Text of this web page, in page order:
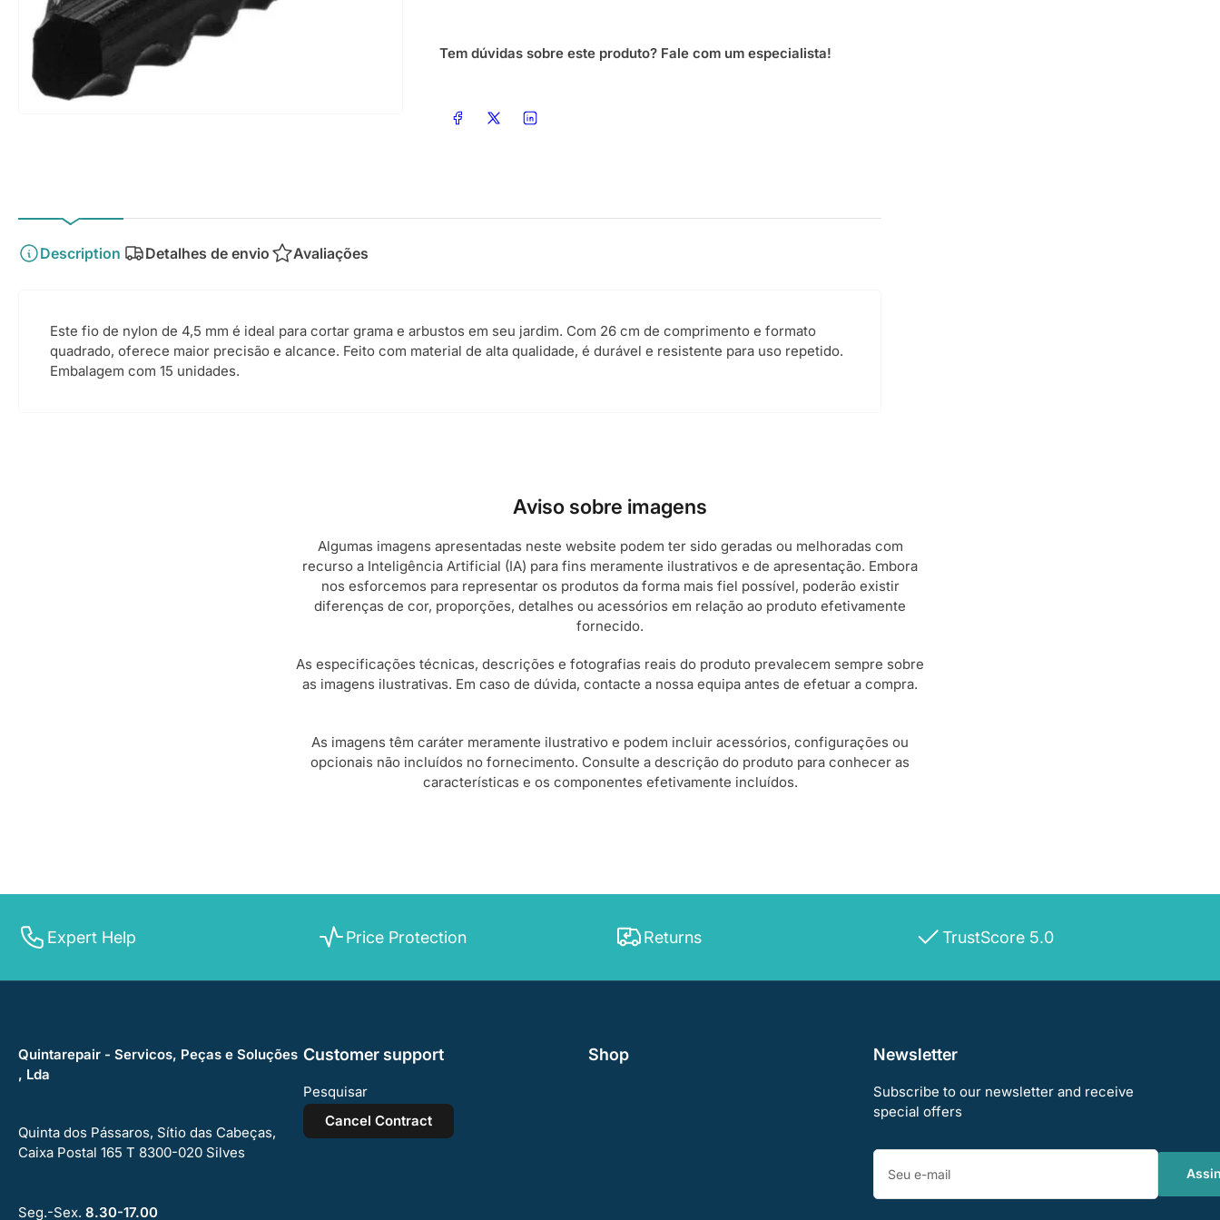
Tem dúvidas sobre este produto? Fale com um especialista!
Compartilhar no Facebook
Compartilhar no X Compartilhar no LinkedIn
Description Detalhes de envio Avaliações
Este fio de nylon de 4,5 mm é ideal para cortar grama e arbustos em seu jardim. Com 26 cm de comprimento e formato
quadrado, oferece maior precisão e alcance. Feito com material de alta qualidade, é durável e resistente para uso repetido.
Embalagem com 15 unidades.
Aviso sobre imagens
Algumas imagens apresentadas neste website podem ter sido geradas ou melhoradas com
recurso a Inteligência Artificial (IA) para fins meramente ilustrativos e de apresentação. Embora
nos esforcemos para representar os produtos da forma mais fiel possível, poderão existir
diferenças de cor, proporções, detalhes ou acessórios em relação ao produto efetivamente
fornecido.
As especificações técnicas, descrições e fotografias reais do produto prevalecem sempre sobre
as imagens ilustrativas. Em caso de dúvida, contacte a nossa equipa antes de efetuar a compra.
As imagens têm caráter meramente ilustrativo e podem incluir acessórios, configurações ou
opcionais não incluídos no fornecimento. Consulte a descrição do produto para conhecer as
características e os componentes efetivamente incluídos.
Expert Help Price Protection Returns TrustScore 5.0
Quintarepair - Servicos, Peças e Soluções
, Lda
Quinta dos Pássaros, Sítio das Cabeças,
Caixa Postal 165 T 8300-020 Silves
Seg.-Sex. 8.30-17.00
Customer support
Pesquisar
Cancel Contract
Shop Newsletter
Subscribe to our newsletter and receive
special offers
Seu